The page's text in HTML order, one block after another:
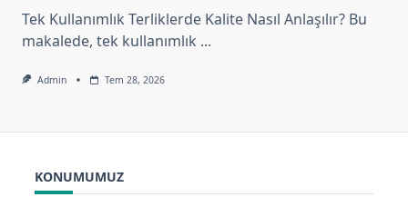
Tek Kullanımlık Terliklerde Kalite Nasıl Anlaşılır? Bu
makalede, tek kullanımlık ...
Admin Tem 28, 2026
KONUMUMUZ